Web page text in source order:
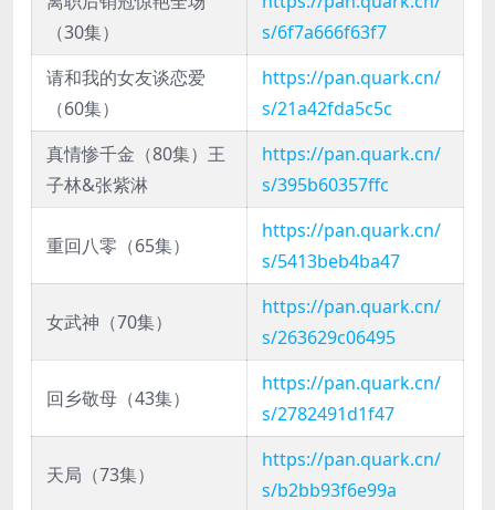
（30集）
s/6f7a666f63f7
请和我的女友谈恋爱
（60集）
https://pan.quark.cn/
s/21a42fda5c5c
真情惨千金（80集）王
子林&张紫淋
https://pan.quark.cn/
s/395b60357ffc
重回八零（65集）
https://pan.quark.cn/
s/5413beb4ba47
女武神（70集）
https://pan.quark.cn/
s/263629c06495
回乡敬母（43集）
https://pan.quark.cn/
s/2782491d1f47
天局（73集）
https://pan.quark.cn/
s/b2bb93f6e99a